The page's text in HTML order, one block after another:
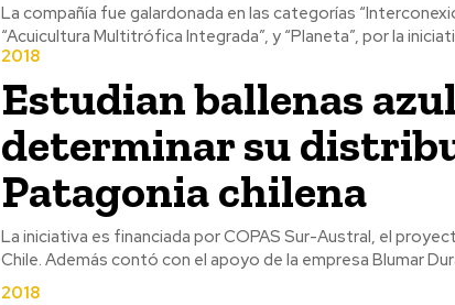
La compañía fue galardonada en las categorías
“Acuicultura Multitrófica Integrada”, y “Planeta”, por la
2018
Estudian ballenas
determinar su
Patagonia chilena
La iniciativa es financiada por COPAS Sur-Austral, el
Chile. Además contó con el apoyo de la empresa Blumar
2018